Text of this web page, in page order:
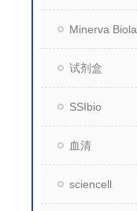
Minerva
试剂盒
SSIbio
血清
sciencell